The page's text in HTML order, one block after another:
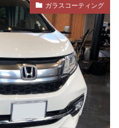
ガラスコーティング